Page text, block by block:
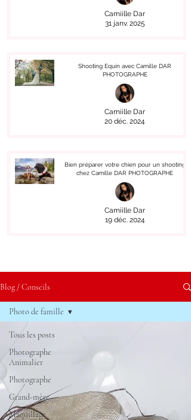
Camiille Dar
31 janv. 2025
Shooting Equin avec Camille DAR
PHOTOGRAPHE
Camiille Dar
20 déc. 2024
Bien préparer votre chien pour un shooting
chez Camille DAR PHOTOGRAPHE
Camiille Dar
19 déc. 2024
Blog / Conseils
Tous les posts
Photographe
Animalier
Photographe
Grand-mère
Maquillage
Photo de famille